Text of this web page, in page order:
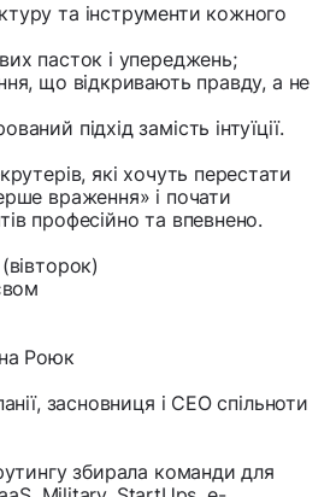
та інструменти кожного
пасток і упереджень;
що відкривають правду, а не
підхід замість інтуїції.
які хочуть перестати
враження» і почати
професійно та впевнено.
Роюк
засновниця і CEO спільноти
збирала команди для